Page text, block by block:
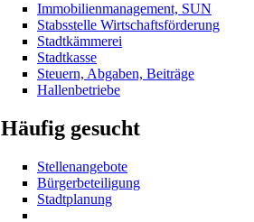
Immobilienmanagement, SUN
Stabsstelle Wirtschaftsförderung
Stadtkämmerei
Stadtkasse
Steuern, Abgaben, Beiträge
Hallenbetriebe
Häufig gesucht
Stellenangebote
Bürgerbeteiligung
Stadtplanung